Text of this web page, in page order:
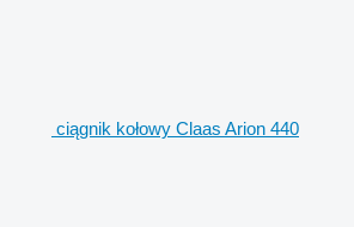
ciągnik kołowy Claas Arion 440